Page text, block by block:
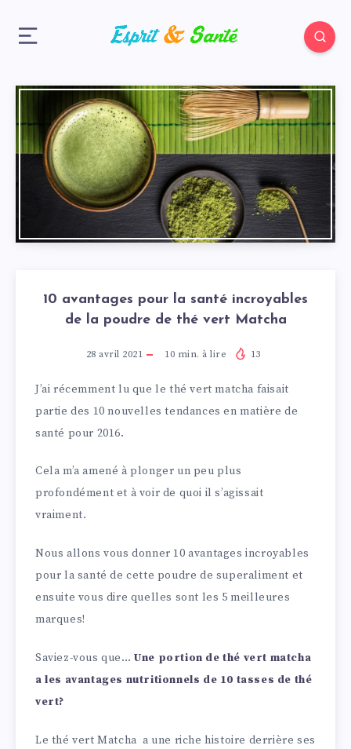
10 avantages pour la santé incroyables
de la poudre de thé vert Matcha
28 avril 2021 10 min. à lire 13
J’ai récemment lu que le thé vert matcha faisait
partie des 10 nouvelles tendances en matière de
santé pour 2016.
Cela m’a amené à plonger un peu plus
profondément et à voir de quoi il s’agissait
vraiment.
Nous allons vous donner 10 avantages incroyables
pour la santé de cette poudre de superaliment et
ensuite vous dire quelles sont les 5 meilleures
marques!
Saviez-vous que…Une portion de thé vert matcha
a les avantages nutritionnels de 10 tasses de thé
vert?
Le thé vert Matcha a une riche histoire derrière ses